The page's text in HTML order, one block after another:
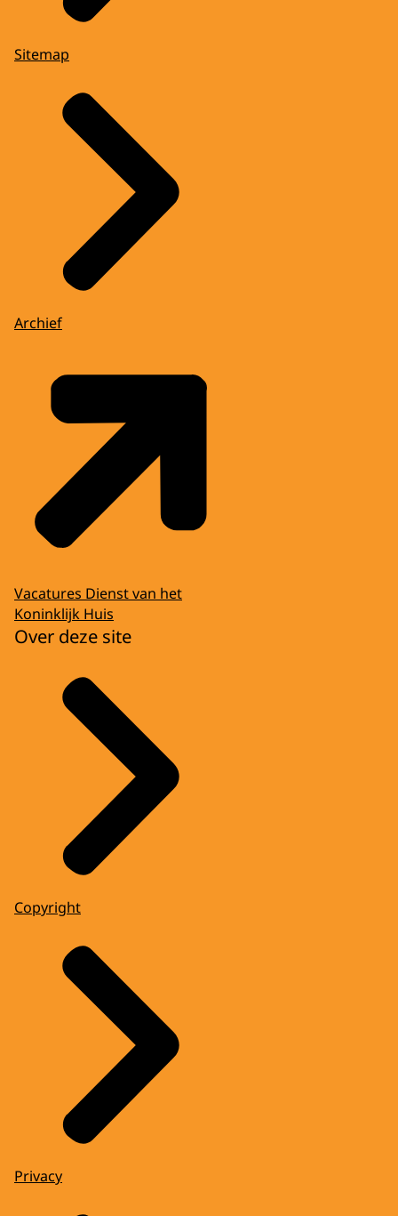
Sitemap
Archief
Vacatures Dienst van het
Koninklijk Huis
Over deze site
Copyright
Privacy